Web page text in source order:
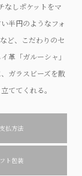
なしポケットをマ
半円のようなフォ
ど、こだわりのセ
革「ガルーシャ」
ガラスビーズを散
ててくれる。
払方法
ト包装